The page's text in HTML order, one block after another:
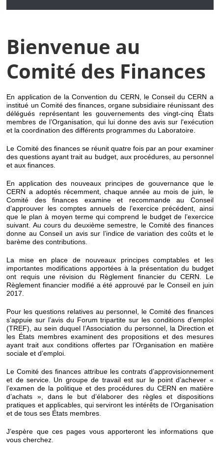
Bienvenue au
Comité des Finances
En application de la Convention du CERN, le Conseil du CERN a
institué un Comité des finances, organe subsidiaire réunissant des
délégués représentant les gouvernements des vingt-cinq États
membres de l’Organisation, qui lui donne des avis sur l'exécution
et la coordination des différents programmes du Laboratoire.
Le Comité des finances se réunit quatre fois par an pour examiner
des questions ayant trait au budget, aux procédures, au personnel
et aux finances.
En application des nouveaux principes de gouvernance que le
CERN a adoptés récemment, chaque année au mois de juin, le
Comité des finances examine et recommande au Conseil
d’approuver les comptes annuels de l’exercice précédent, ainsi
que le plan à moyen terme qui comprend le budget de l’exercice
suivant. Au cours du deuxième semestre, le Comité des finances
donne au Conseil un avis sur l’indice de variation des coûts et le
barème des contributions.
La mise en place de nouveaux principes comptables et les
importantes modifications apportées à la présentation du budget
ont requis une révision du Règlement financier du CERN. Le
Règlement financier modifié a été approuvé par le Conseil en juin
2017.
Pour les questions relatives au personnel, le Comité des finances
s’appuie sur l’avis du Forum tripartite sur les conditions d’emploi
(TREF), au sein duquel l’Association du personnel, la Direction et
les États membres examinent des propositions et des mesures
ayant trait aux conditions offertes par l’Organisation en matière
sociale et d’emploi.
Le Comité des finances attribue les contrats d’approvisionnement
et de service. Un groupe de travail est sur le point d’achever «
l’examen de la politique et des procédures du CERN en matière
d’achats », dans le but d’élaborer des règles et dispositions
pratiques et applicables, qui serviront les intérêts de l’Organisation
et de tous ses États membres.
J’espère que ces pages vous apporteront les informations que
vous cherchez.